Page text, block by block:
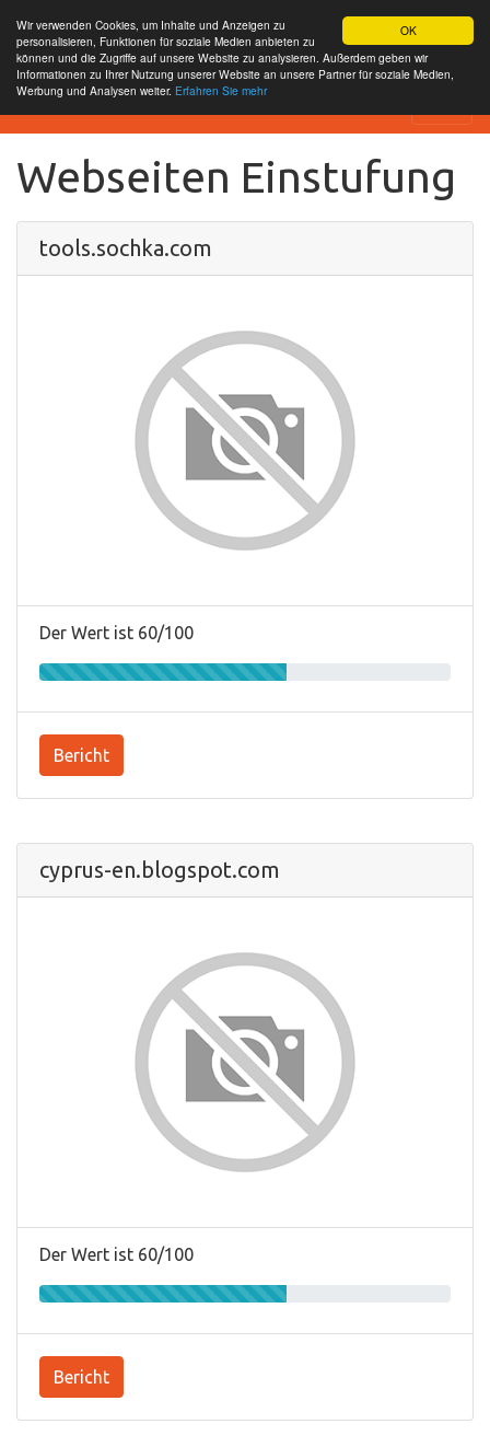
OK
Wir verwenden Cookies, um Inhalte und Anzeigen zu
personalisieren, Funktionen für soziale Medien anbieten zu
können und die Zugriffe auf unsere Website zu analysieren. Außerdem geben wir
Informationen zu Ihrer Nutzung unserer Website an unsere Partner für soziale Medien,
Werbung und Analysen weiter. Erfahren Sie mehr
SEO Analytics
Webseiten Einstufung
tools.sochka.com
Der Wert ist 60/100
Bericht
cyprus-en.blogspot.com
Der Wert ist 60/100
Bericht